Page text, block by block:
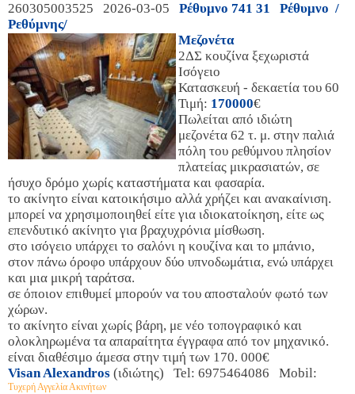
260305003525 2026-03-05
Ρέθυμνο 741 31 Ρέθυμνο /
Ρεθύμνης/
Μεζονέτα
2ΔΣ κουζίνα ξεχωριστά
Ισόγειο
Κατασκευή - δεκαετία του 60
Τιμή: 170000€
Πωλείται από ιδιώτη
μεζονέτα 62 τ. μ. στην παλιά
πόλη του ρεθύμνου πλησίον
πλατείας μικρασιατών, σε
ήσυχο δρόμο χωρίς καταστήματα και φασαρία.
το ακίνητο είναι κατοικήσιμο αλλά χρήζει και ανακαίνιση.
μπορεί να χρησιμοποιηθεί είτε για ιδιοκατοίκηση, είτε ως
επενδυτικό ακίνητο για βραχυχρόνια μίσθωση.
στο ισόγειο υπάρχει το σαλόνι η κουζίνα και το μπάνιο,
στον πάνω όροφο υπάρχουν δύο υπνοδωμάτια, ενώ υπάρχει
και μια μικρή ταράτσα.
σε όποιον επιθυμεί μπορούν να του αποσταλούν φωτό των
χώρων.
το ακίνητο είναι χωρίς βάρη, με νέο τοπογραφικό και
ολοκληρωμένα τα απαραίτητα έγγραφα από τον μηχανικό.
είναι διαθέσιμο άμεσα στην τιμή των 170. 000€
Visan Alexandros (ιδιώτης) Tel: 6975464086 Mobil:
Τυχερή Αγγελία Ακινήτων